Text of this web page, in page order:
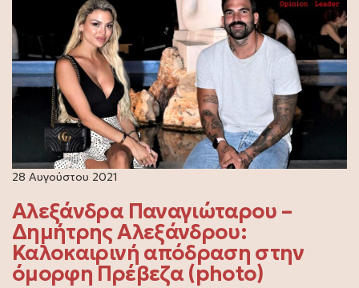
28 Αυγούστου 2021
Αλεξάνδρα Παναγιώταρου –
Δημήτρης Αλεξάνδρου:
Καλοκαιρινή απόδραση στην
όμορφη Πρέβεζα (photo)